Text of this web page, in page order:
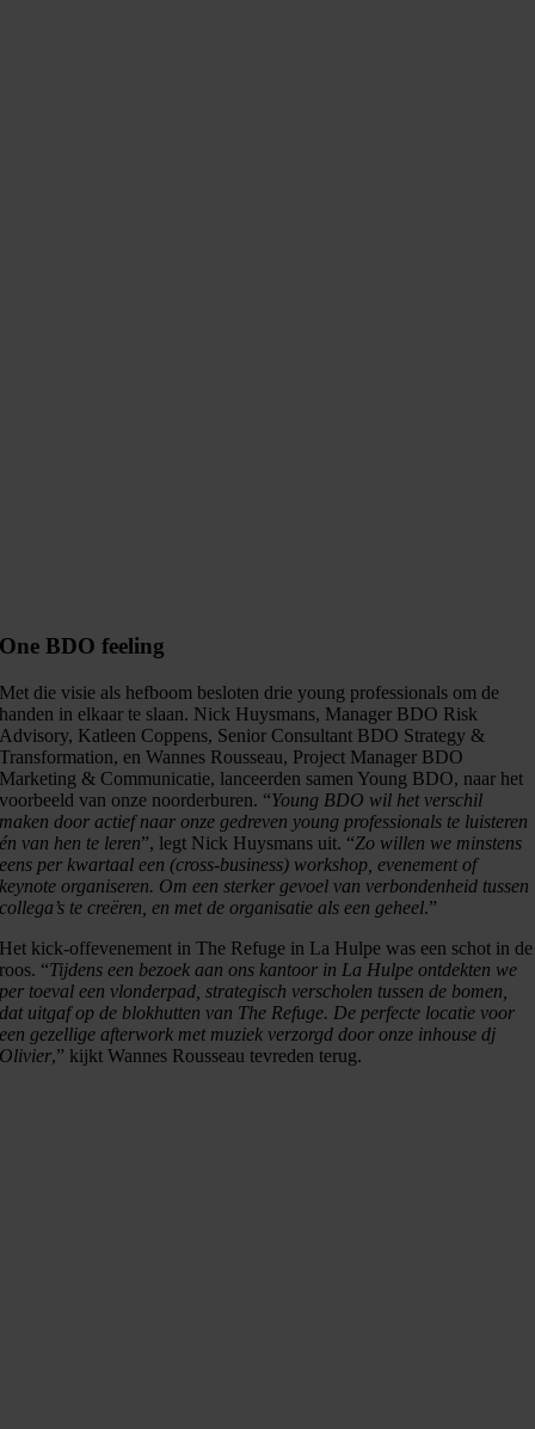
One BDO feeling
Met die visie als hefboom besloten drie young professionals om de
handen in elkaar te slaan. Nick Huysmans, Manager BDO Risk
Advisory, Katleen Coppens, Senior Consultant BDO Strategy &
Transformation, en Wannes Rousseau, Project Manager BDO
Marketing & Communicatie, lanceerden samen Young BDO, naar het
voorbeeld van onze noorderburen. “Young BDO wil het verschil
maken door actief naar onze gedreven young professionals te luisteren
én van hen te leren”, legt Nick Huysmans uit. “Zo willen we minstens
eens per kwartaal een (cross-business) workshop, evenement of
keynote organiseren. Om een sterkergevoel van verbondenheid tussen
collega’s te creëren, en met de organisatie als een geheel.”
Het kick-offevenement in The Refuge in La Hulpe was een schot in de
roos. “Tijdens een bezoek aan ons kantoor in La Hulpe ontdekten we
per toeval een vlonderpad, strategisch verscholen tussen de bomen,
dat uitgaf op de blokhutten van The Refuge. De perfecte locatie voor
een gezellige afterwork met muziek verzorgd door onze inhouse dj
Olivier,” kijkt Wannes Rousseau tevreden terug.